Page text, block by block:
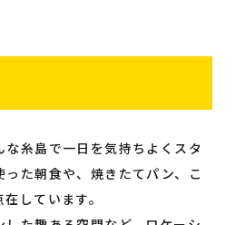
糸島で一日を気持ちよくスタ
た朝食や、焼きたてパン、こ
しています。